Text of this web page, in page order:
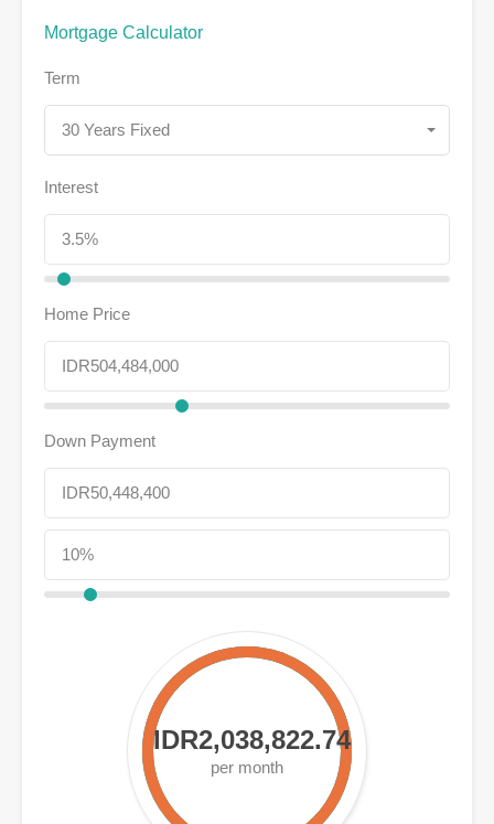
Mortgage Calculator
Term
30 Years Fixed
Interest
Home Price
Down Payment
IDR2,038,822.74
per month